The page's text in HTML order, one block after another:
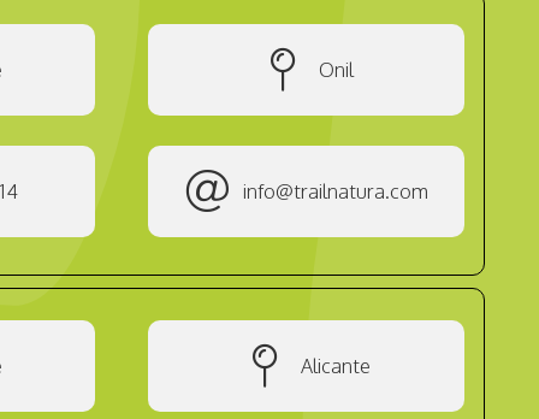
Onil
info@trailnatura.com
Alicante